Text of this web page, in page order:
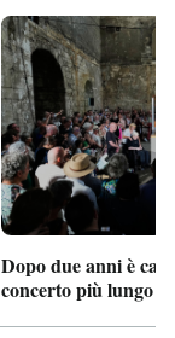
Dopo due anni è
concerto più lungo